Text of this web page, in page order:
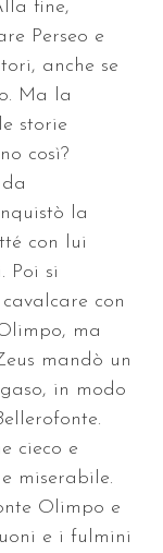
fine,
Perseo e
anche se
Ma la
storie
così?
la
con lui
Poi si
con
ma
mandò un
in modo
cieco e
miserabile.
Olimpo e
e i fulmini